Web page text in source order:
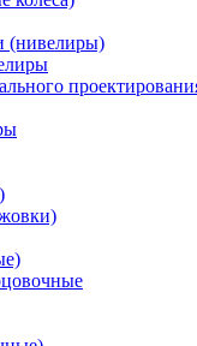
(нивелиры)